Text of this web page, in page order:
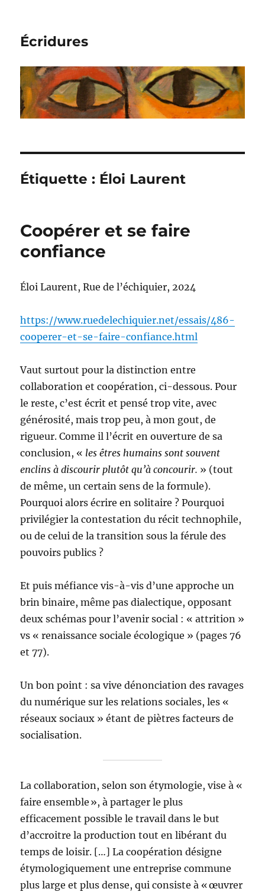
Écridures
Étiquette : Éloi Laurent
Coopérer et se faire
confiance
Éloi Laurent, Rue de l’échiquier, 2024
https://www.ruedelechiquier.net/essais/486-
cooperer-et-se-faire-confiance.html
Vaut surtout pour la distinction entre
collaboration et coopération, ci-dessous. Pour
le reste, c’est écrit et pensé trop vite, avec
générosité, mais trop peu, à mon gout, de
rigueur. Comme il l’écrit en ouverture de sa
conclusion, « les êtres humains sont souvent
enclins à discourir plutôt qu’à concourir. » (tout
de même, un certain sens de la formule).
Pourquoi alors écrire en solitaire ? Pourquoi
privilégier la contestation du récit technophile,
ou de celui de la transition sous la férule des
pouvoirs publics ?
Et puis méfiance vis-à-vis d’une approche un
brin binaire, même pas dialectique, opposant
deux schémas pour l’avenir social : « attrition »
vs « renaissance sociale écologique » (pages 76
et 77).
Un bon point : sa vive dénonciation des ravages
du numérique sur les relations sociales, les «
réseaux sociaux » étant de piètres facteurs de
socialisation.
La collaboration, selon son étymologie, vise à «
faire ensemble », à partager le plus
efficacement possible le travail dans le but
d’accroitre la production tout en libérant du
temps de loisir. […] La coopération désigne
étymologiquement une entreprise commune
plus large et plus dense, qui consiste à « œuvrer